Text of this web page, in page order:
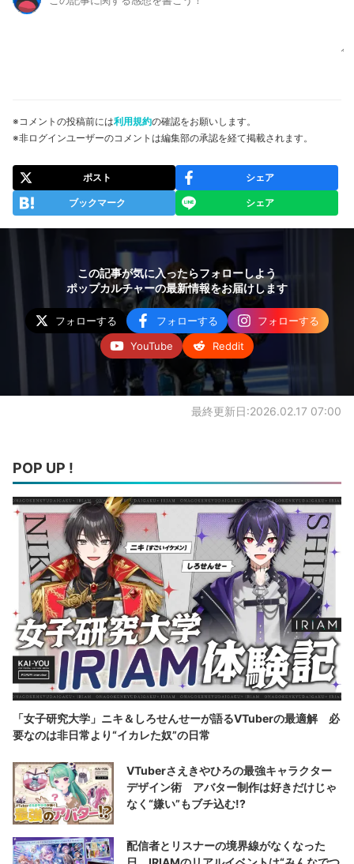
※コメントの投稿前には利用規約の確認をお願いします。
※非ログインユーザーのコメントは編集部の承認を経て掲載されます。
ポスト シェア
ブックマーク シェア
この記事が気に入ったらフォローしよう
ポップカルチャーの最新情報をお届けします
フォローする フォローする
フォローする
YouTube
Reddit
最終更新日:2026.02.17 07:00
POP UP !
「女子研究大学」ニキ＆しろせんせーが語るVTuberの最適解 必
要なのは非日常より“イカレた奴”の日常
VTuberさえきやひろの最強キャラクター
デザイン術 アバター制作は好きだけじゃ
なく“嫌い”もブチ込む!?
配信者とリスナーの境界線がなくなった